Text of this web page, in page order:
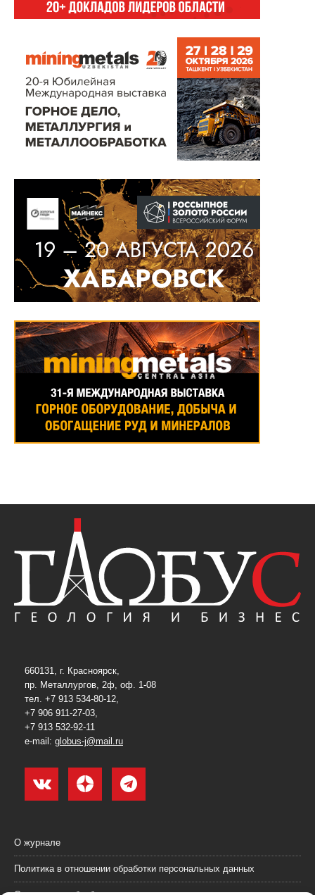
660131, г. Красноярск,
пр. Металлургов, 2ф, оф. 1-08
тел. +7 913 534-80-12,
+7 906 911-27-03,
+7 913 532-92-11
e-mail: globus-j@mail.ru
О журнале
Политика в отношении обработки персональных данных